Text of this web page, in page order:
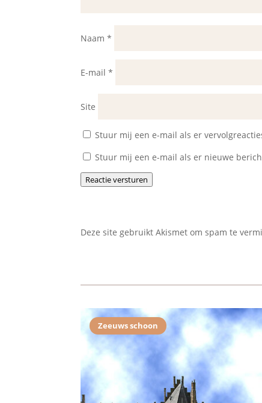
Naam*
E-mail*
Site
Stuur mij een e-mail als er
Stuur mij een e-mail als er nieuwe
Reactie versturen
Deze site gebruikt Akismet om spam te
Zeeuws schoon